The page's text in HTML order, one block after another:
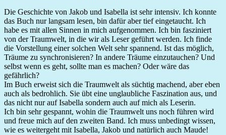
Die Geschichte von Jakob und Isabella ist sehr intensiv. Ich konnte
das Buch nur langsam lesen, bin dafür aber tief eingetaucht. Ich
habe es mit allen Sinnen in mich aufgenommen. Ich bin fasziniert
von der Traumwelt, in die wir als Leser geführt werden. Ich finde
die Vorstellung einer solchen Welt sehr spannend. Ist das möglich,
Träume zu synchronisieren? In andere Träume einzutauchen? Und
selbst wenn es geht, sollte man es machen? Oder wäre das
gefährlich?
Im Buch erweist sich die Traumwelt als süchtig machend, aber eben
auch als bedrohlich. Sie übt eine unglaubliche Faszination aus, und
das nicht nur auf Isabella sondern auch auf mich als Leserin.
Ich bin sehr gespannt, wohin die Traumwelt uns noch führen wird
und freue mich auf den zweiten Band. Ich muss unbedingt wissen,
wie es weitergeht mit Isabella, Jakob und natürlich auch Maude!